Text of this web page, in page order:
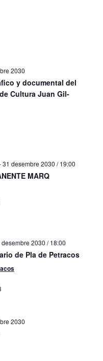
2030
y documental del
Cultura Juan Gil-
31 desembre 2030 / 19:00
MARQ
desembre 2030 / 18:00
de Pla de Petracos
2030